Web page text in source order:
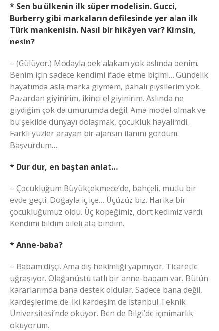
* Sen bu ülkenin ilk süper modelisin. Gucci,
Burberry gibi markaların defilesinde yer alan ilk
Türk mankenisin. Nasıl bir hikâyen var? Kimsin,
nesin?
– (Gülüyor.) Modayla pek alakam yok aslında benim.
Benim için sadece kendimi ifade etme biçimi… Gündelik
hayatımda asla marka giymem, pahalı giysilerim yok.
Pazardan giyinirim, ikinci el giyinirim. Aslında ne
giydiğim çok da umurumda değil. Ama model olmak ve
bu şekilde dünyayı dolaşmak, çocukluk hayalimdi.
Farklı yüzler arayan bir ajansın ilanını gördüm.
Başvurdum…
* Dur dur, en baştan anlat…
– Çocukluğum Büyükçekmece’de, bahçeli, mutlu bir
evde geçti. Doğayla iç içe… Üçüzüz biz. Harika bir
çocukluğumuz oldu. Üç köpeğimiz, dört kedimiz vardı.
Kendimi bildim bileli ata bindim.
* Anne-baba?
– Babam dişçi. Ama diş hekimliği yapmıyor. Ticaretle
uğraşıyor. Olağanüstü tatlı bir anne-babam var. Bütün
kararlarımda bana destek oldular. Sadece bana değil,
kardeşlerime de. İki kardeşim de İstanbul Teknik
Üniversitesi’nde okuyor. Ben de Bilgi’de içmimarlık
okuyorum.